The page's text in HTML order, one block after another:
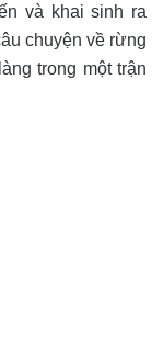
và khai sinh ra
chuyện về rừng
trong một trận